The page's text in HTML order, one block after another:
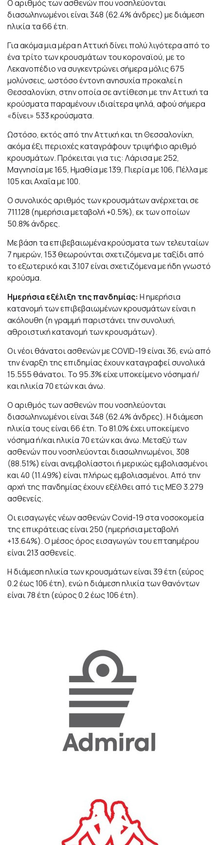
Ο αριθμός των ασθενών που νοσηλεύονται
διασωληνωμένοι είναι 348 (62.4% άνδρες) με διάμεση
ηλικία τα 66 έτη.
Για ακόμα μια μέρα η Αττική δίνει πολύ λιγότερα από το
ένα τρίτο των κρουσμάτων του κοροναϊού, με το
Λεκανοπέδιο να συγκεντρώνει σήμερα μόλις 675
μολύνσεις, ωστόσο έντονη ανησυχία προκαλεί η
Θεσσαλονίκη, στην οποία σε αντίθεση με την Αττική τα
κρούσματα παραμένουν ιδιαίτερα ψηλά, αφού σήμερα
«δίνει» 533 κρούσματα.
Ωστόσο, εκτός από την Αττική και τη Θεσσαλονίκη,
ακόμα έξι περιοχές καταγράφουν τριψήφιο αριθμό
κρουσμάτων. Πρόκειται για τις: Λάρισα με 252,
Μαγνησία με 165, Ημαθία με 139, Πιερία με 106, Πέλλα με
105 και Αχαΐα με 100.
Ο συνολικός αριθμός των κρουσμάτων ανέρχεται σε
711.128 (ημερήσια μεταβολή +0.5%), εκ των οποίων
50.8% άνδρες.
Με βάση τα επιβεβαιωμένα κρούσματα των τελευταίων
7 ημερών, 153 θεωρούνται σχετιζόμενα με ταξίδι από
το εξωτερικό και 3.107 είναι σχετιζόμενα με ήδη γνωστό
κρούσμα.
Ημερήσια εξέλιξη της πανδημίας: Η ημερήσια
κατανομή των επιβεβαιωμένων κρουσμάτων είναι η
ακόλουθη (η γραμμή παριστάνει την συνολική,
αθροιστική κατανομή των κρουσμάτων).
Οι νέοι θάνατοι ασθενών με COVID-19 είναι 36, ενώ από
την έναρξη της επιδημίας έχουν καταγραφεί συνολικά
15.555 θάνατοι. Το 95.3% είχε υποκείμενο νόσημα ή/
και ηλικία 70 ετών και άνω.
Ο αριθμός των ασθενών που νοσηλεύονται
διασωληνωμένοι είναι 348 (62.4% άνδρες). Η διάμεση
ηλικία τους είναι 66 έτη. To 81.0% έχει υποκείμενο
νόσημα ή/και ηλικία 70 ετών και άνω. Μεταξύ των
ασθενών που νοσηλεύονται διασωληνωμένοι, 308
(88.51%) είναι ανεμβολίαστοι ή μερικώς εμβολιασμένοι
και 40 (11.49%) είναι πλήρως εμβολιασμένοι. Από την
αρχή της πανδημίας έχουν εξέλθει από τις ΜΕΘ 3.279
ασθενείς.
Οι εισαγωγές νέων ασθενών Covid-19 στα νοσοκομεία
της επικράτειας είναι 250 (ημερήσια μεταβολή
+13.64%). Ο μέσος όρος εισαγωγών του επταημέρου
είναι 213 ασθενείς.
Η διάμεση ηλικία των κρουσμάτων είναι 39 έτη (εύρος
0.2 έως 106 έτη), ενώ η διάμεση ηλικία των θανόντων
είναι 78 έτη (εύρος 0.2 έως 106 έτη).